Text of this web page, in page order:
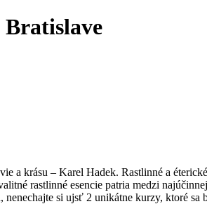
Bratislave
a krásu – Karel Hadek. Rastlinné a
rastlinné esencie patria medzi
si ujsť 2 unikátne kurzy, ktoré